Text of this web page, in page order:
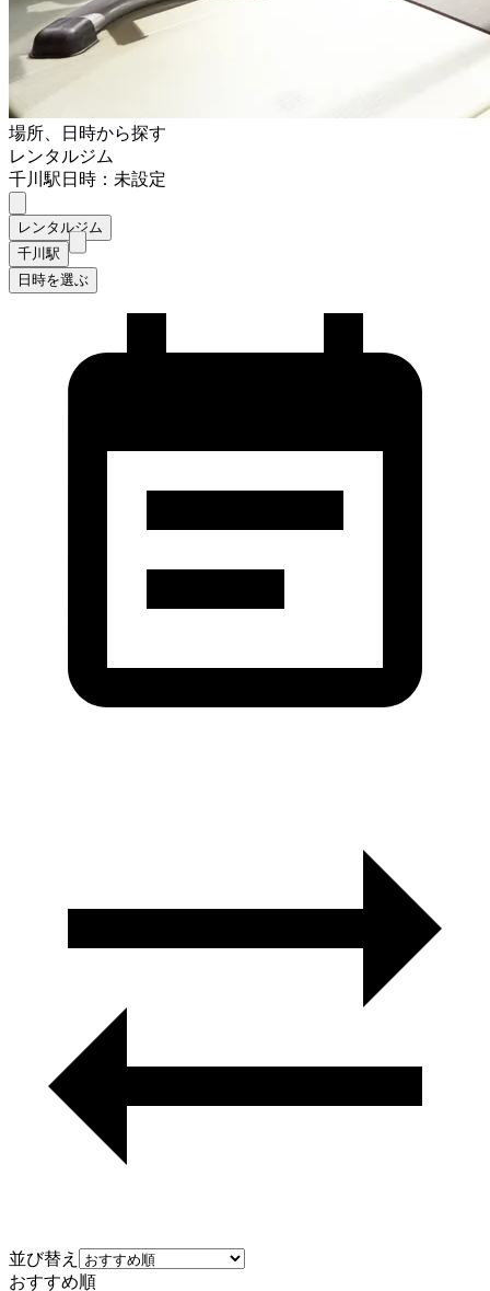
場所、日時から探す
レンタルジム
千川駅日時：未設定
レンタルジム
千川駅
日時を選ぶ
並び替え
おすすめ順